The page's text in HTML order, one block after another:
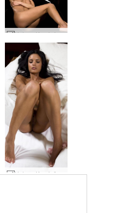
Helena Karel siyah küvet #32
Helena Karel röntgenci #8